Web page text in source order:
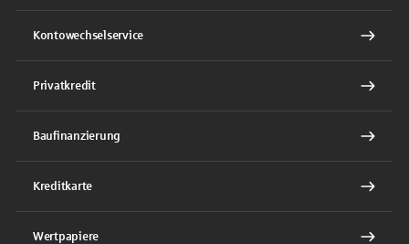
Kontowechselservice
Privatkredit
Baufinanzierung
Kreditkarte
Wertpapiere